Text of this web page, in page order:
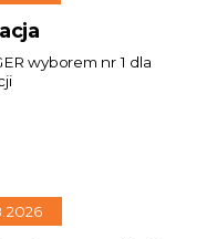
wyborem nr 1 dla